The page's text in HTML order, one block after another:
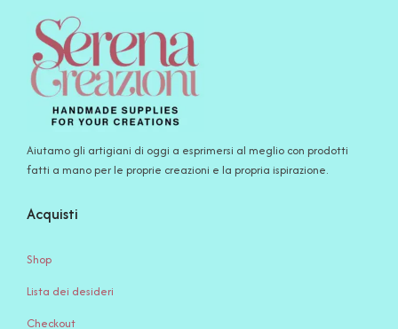
Aiutamo gli artigiani di oggi a esprimersi al meglio con prodotti
fatti a mano per le proprie creazioni e la propria ispirazione.
Acquisti
Shop
Lista dei desideri
Checkout